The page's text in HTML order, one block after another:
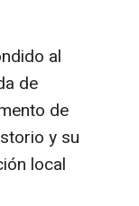
al
de
de
y su
local